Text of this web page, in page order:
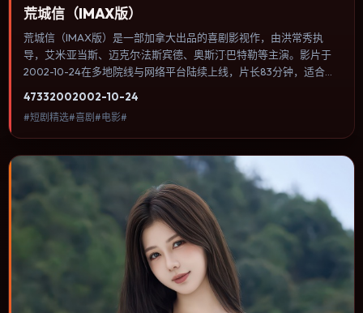
荒城信（IMAX版）
荒城信（IMAX版）是一部加拿大出品的喜剧影视作，由洪常秀执
导，艾米·亚当斯、迈克尔·法斯宾德、奥斯汀·巴特勒等主演。影片于
2002-10-24在多地院线与网络平台陆续上线，片长83分钟，适合喜
与情节推进，节奏与视听语言统一，可作为休闲观影或类型片补片的
选择。
47332002002-10-24
#短剧精选#喜剧#电影#